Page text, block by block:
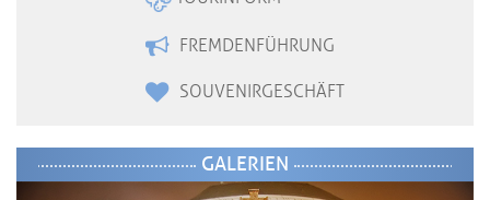
FREMDENFÜHRUNG
SOUVENIRGESCHÄFT
GALERIEN